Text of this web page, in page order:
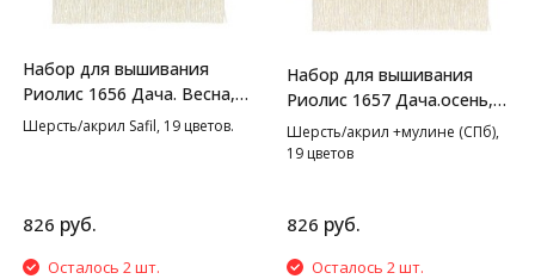
Набор для вышивания
Риолис 1656 Дача. Весна,
20*30 см
Шерсть/акрил Safil, 19 цветов.
826 руб.
Осталось 2 шт.
Набор для вышивания
Риолис 1657 Дача.осень,
20*30 см
Шерсть/акрил +мулине (СПб),
19 цветов
826 руб.
Осталось 2 шт.